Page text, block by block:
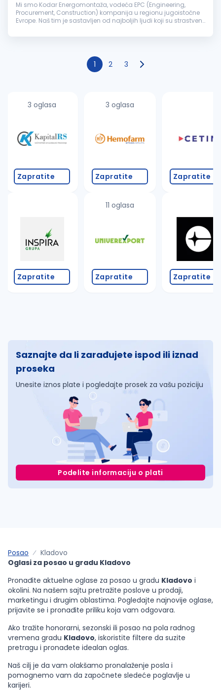
Mi smo Kodar Energomontaža, vodeća EPC (Engineering,
Procurement, Construction) kompanija u regionu jugoistočne
Evrope. Naš tim je sastavljen od najboljih ljudi koji su strastveni
deceni...
1 2 3
3 oglasa
Zapratite
Zapratite
3 oglasa
Zapratite
11 oglasa
Zapratite
Zapratite
Zapratite
Saznajte da li zarađujete ispod ili iznad
proseka
Unesite iznos plate i pogledajte prosek za vašu poziciju
Podelite informaciju o plati
Posao
Kladovo
Oglasi za posao u gradu Kladovo
Pronađite aktuelne oglase za posao u gradu Kladovo i
okolini. Na našem sajtu pretražite poslove u prodaji,
marketingu i drugim oblastima. Pogledajte najnovije oglase,
prijavite se i pronađite priliku koja vam odgovara.
Ako tražite honorarni, sezonski ili posao na pola radnog
vremena gradu Kladovo, iskoristite filtere da suzite
pretragu i pronađete idealan oglas.
Naš cilj je da vam olakšamo pronalaženje posla i
pomognemo vam da započnete sledeće poglavlje u
karijeri.